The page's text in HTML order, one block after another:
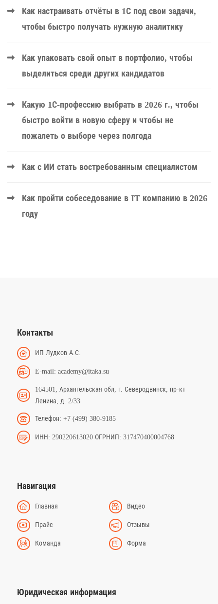
Как настраивать отчёты в 1С под свои задачи,
чтобы быстро получать нужную аналитику
Как упаковать свой опыт в портфолио, чтобы
выделиться среди других кандидатов
Какую 1С-профессию выбрать в 2026 г., чтобы
быстро войти в новую сферу и чтобы не
пожалеть о выборе через полгода
Как с ИИ стать востребованным специалистом
Как пройти собеседование в IT компанию в 2026
году
Контакты
ИП Лудков А.С.
E-mail: academy@itaka.su
164501, Архангельская обл, г. Северодвинск, пр-кт
Ленина, д. 2/33
Телефон: +7 (499) 380-9185
ИНН: 290220613020 ОГРНИП: 317470400004768
Навигация
Главная Видео
Прайс Отзывы
Команда Форма
Юридическая информация